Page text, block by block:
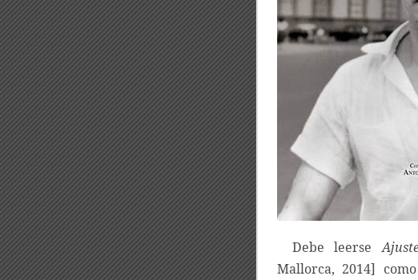
Debe leerse
Mallorca, 2014]